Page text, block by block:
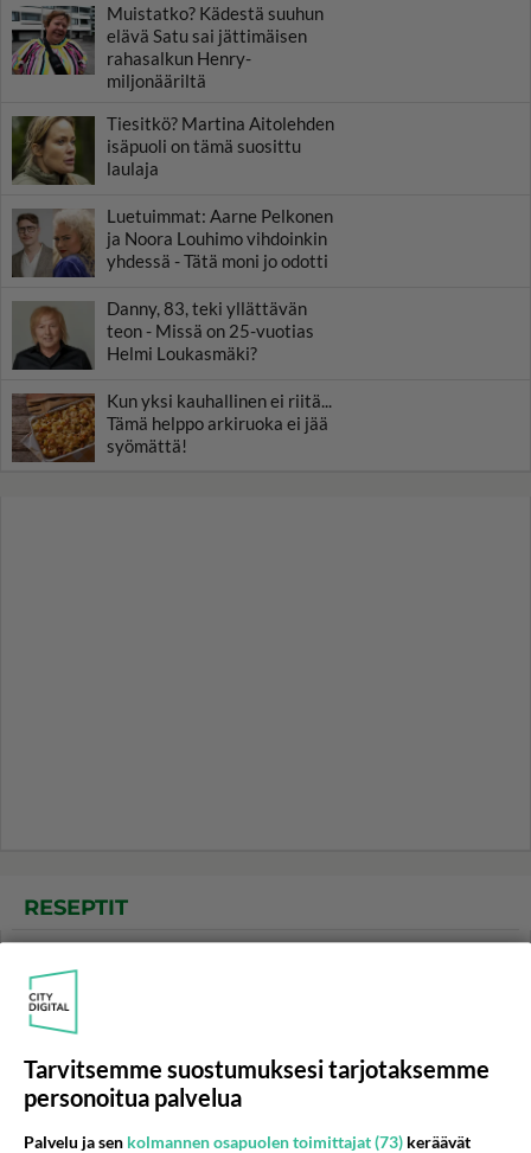
Muistatko? Kädestä suuhun
elävä Satu sai jättimäisen
rahasalkun Henry-
miljonääriltä
Tiesitkö? Martina Aitolehden
isäpuoli on tämä suosittu
laulaja
Luetuimmat: Aarne Pelkonen
ja Noora Louhimo vihdoinkin
yhdessä - Tätä moni jo odotti
Danny, 83, teki yllättävän
teon - Missä on 25-vuotias
Helmi Loukasmäki?
Kun yksi kauhallinen ei riitä...
Tämä helppo arkiruoka ei jää
syömättä!
RESEPTIT
Porkkanapihvit paistuvat
toimitus. Ei ole sen
voittanutta saunan jälkeen!
Sämpylät maistuvat
Tarvitsemme suostumuksesi tarjotaksemme
personoitua palvelua
Palvelu ja sen kolmannen osapuolen toimittajat (73) keräävät